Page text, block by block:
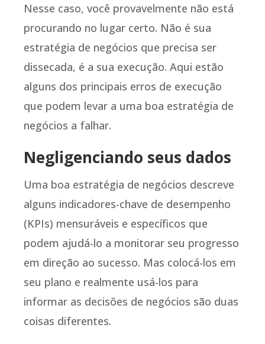
Nesse caso, você provavelmente não está
procurando no lugar certo. Não é sua
estratégia de negócios que precisa ser
dissecada, é a sua execução. Aqui estão
alguns dos principais erros de execução
que podem levar a uma boa estratégia de
negócios a falhar.
Negligenciando seus dados
Uma boa estratégia de negócios descreve
alguns indicadores-chave de desempenho
(KPIs) mensuráveis e específicos que
podem ajudá-lo a monitorar seu progresso
em direção ao sucesso. Mas colocá-los em
seu plano e realmente usá-los para
informar as decisões de negócios são duas
coisas diferentes.